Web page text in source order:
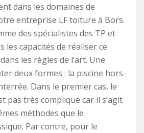
dans les domaines de
entreprise LF toiture à Bors.
des spécialistes des TP et
les capacités de réaliser ce
les règles de l’art. Une
deux formes : la piscine hors-
Dans le premier cas, le
pas très compliqué car il s’agit
méthodes que le
Par contre, pour le